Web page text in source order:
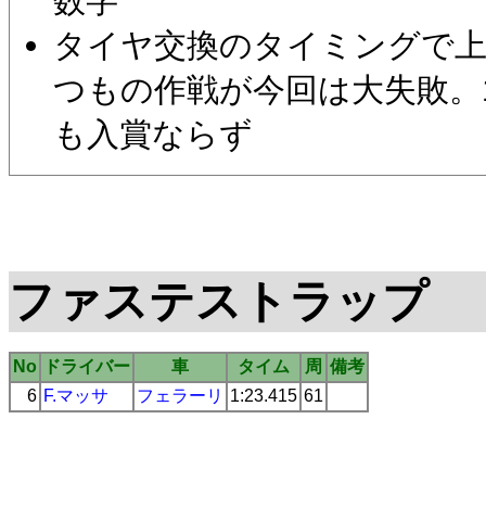
タイヤ交換のタイミングで
つもの作戦が今回は大失敗
も入賞ならず
ファステストラップ
No ドライバー 車 タイム 周 備考
6 F.マッサ フェラーリ 1:23.415 61